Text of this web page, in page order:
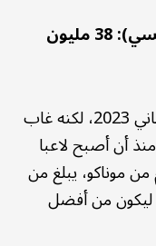
الفرنسي بينوا بادياشيلي (تشلسي): 38 مليون
خامس أغلى صفقة في يناير/كانون الثاني 2023، لكنه غاب
(19 مباراة) منذ أن أصبح لاعبا
موناكو، يبلغ من
ليكون من أفضل